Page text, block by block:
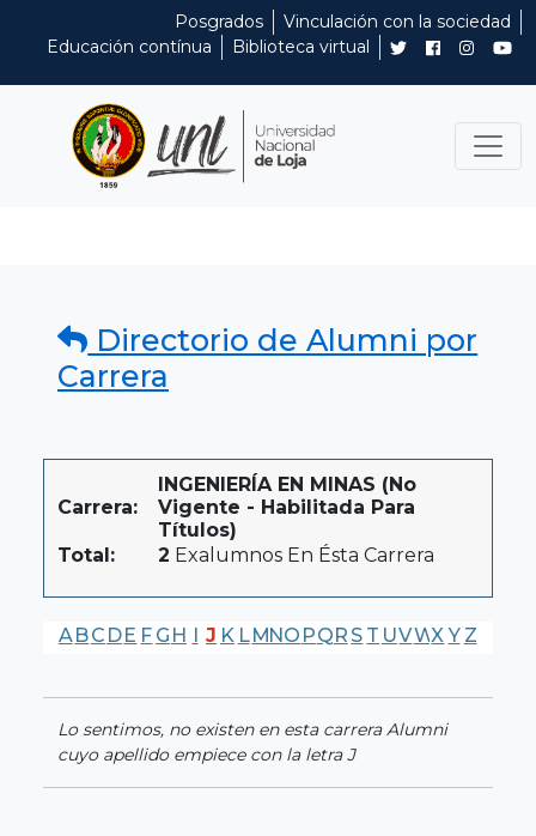
Posgrados
Vinculación con la sociedad
Educación contínua
Biblioteca virtual
Directorio de Alumni por
Carrera
Carrera:
INGENIERÍA EN MINAS (No
Vigente - Habilitada Para
Títulos)
Total:
2 Exalumnos En Ésta Carrera
A BC DE F G H I J K LMNO PQR S T UVWX Y Z
Lo sentimos, no existen en esta carrera Alumni
cuyo apellido empiece con la letra J